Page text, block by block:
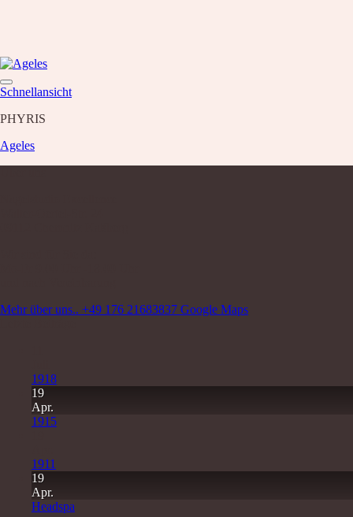
Schnellansicht
PHYRIS
Ageles
Mehr über uns.. +49 176 21683837 Google Maps
1918
19
Apr.
1915
1911
19
Apr.
Headspa